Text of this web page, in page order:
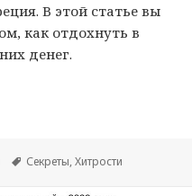
В этой статье вы
как отдохнуть в
денег.
Греции
Метки
Секреты,Хитрости